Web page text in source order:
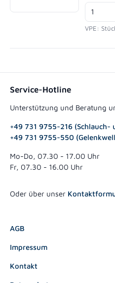
VPE:
Service-Hotline
Unterstützung und Beratung
+49 731 9755-216
+49 731 9755-550
Mo-Do, 07.30 - 17.00 Uhr
Fr, 07.30 - 16.00 Uhr
Oder über unser
AGB
Impressum
Kontakt